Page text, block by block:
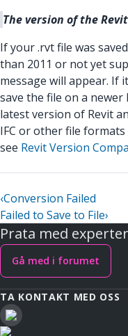
The version of the
If your .rvt file was
than 2011 or not yet
message will appear. If
save the file on a
latest version of Revit
IFC or other file
see Revit Version
‹Conversion Failed
Failed to Save to File›
Prata med
Gå med i forumet
TA KONTAKT MED OSS